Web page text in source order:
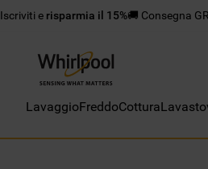
Iscriviti e risparmia il 15%🚚 Consegna
LavaggioFreddoCottura